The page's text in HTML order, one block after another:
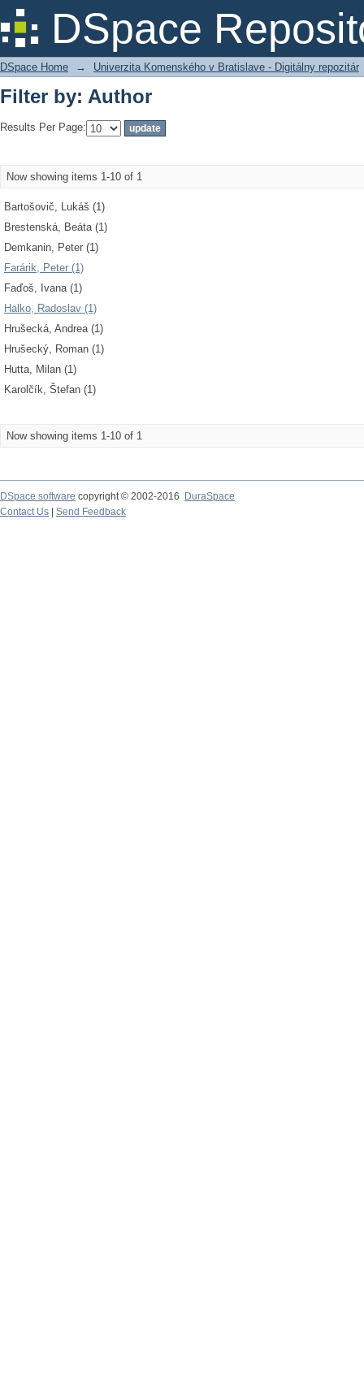
DSpace
Filter by: Author
DSpace Home → Univerzita Komenského v Bratislave - Digitálny repozitár
Filter by: Author
Results Per Page:
Now showing items 1-10 of 1
Bartošovič, Lukáš (1)
Brestenská, Beáta (1)
Demkanin, Peter (1)
Farárik, Peter (1)
Faďoš, Ivana (1)
Halko, Radoslav (1)
Hrušecká, Andrea (1)
Hrušecký, Roman (1)
Hutta, Milan (1)
Karolčík, Štefan (1)
Now showing items 1-10 of 1
DSpace software copyright © 2002-2016
DuraSpace
Contact Us
Send Feedback